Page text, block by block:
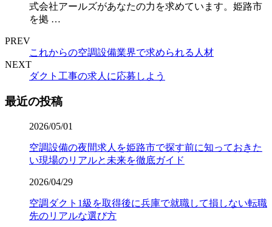
式会社アールズがあなたの力を求めています。姫路市
を拠 …
PREV
これからの空調設備業界で求められる人材
NEXT
ダクト工事の求人に応募しよう
最近の投稿
2026/05/01
空調設備の夜間求人を姫路市で探す前に知っておきた
い現場のリアルと未来を徹底ガイド
2026/04/29
空調ダクト1級を取得後に兵庫で就職して損しない転職
先のリアルな選び方